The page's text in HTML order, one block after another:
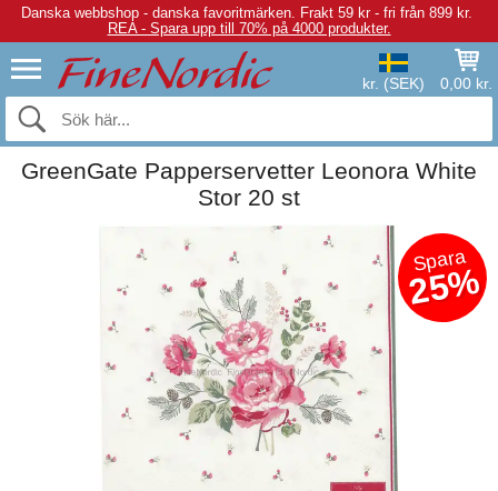
Danska webbshop - danska favoritmärken. Frakt 59 kr - fri från 899 kr.
REA - Spara upp till 70% på 4000 produkter.
kr. (SEK) 0,00 kr.
GreenGate Papperservetter Leonora White
Stor 20 st
Spara
25%